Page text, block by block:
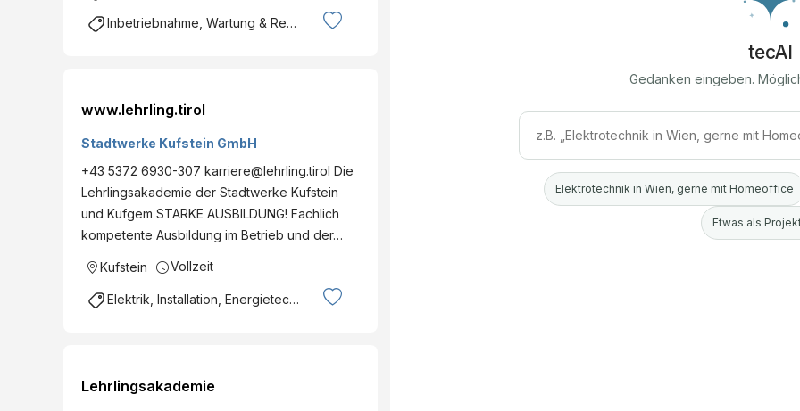
Inbetriebnahme, Wartung & Reparatur
www.lehrling.tirol
Stadtwerke Kufstein GmbH
+43 5372 6930-307 karriere@lehrling.tirol Die
Lehrlingsakademie der Stadtwerke Kufstein
und Kufgem STARKE AUSBILDUNG! Fachlich
kompetente Ausbildung im Betrieb und der…
Kufstein Vollzeit
Elektrik, Installation, Energietechnik
Lehrlingsakademie
tecAI
Gedanken eingeben.
Elektrotechnik in Wien, gerne mit Homeoffice
Etwas als